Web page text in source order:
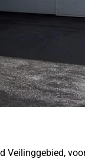
Veilinggebied,